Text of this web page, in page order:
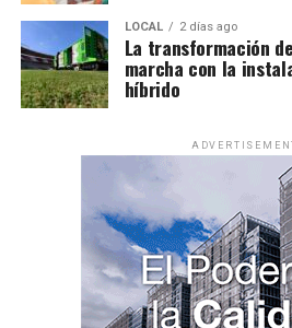
LOCAL 2 días ago
La transformación
marcha con la
híbrido